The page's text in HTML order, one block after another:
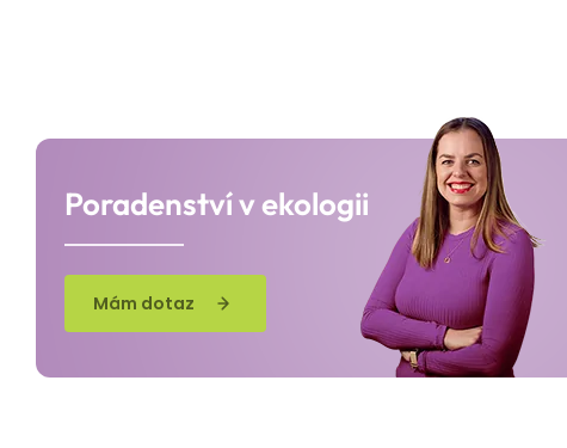
Poradenství v ekologii
Mám dotaz